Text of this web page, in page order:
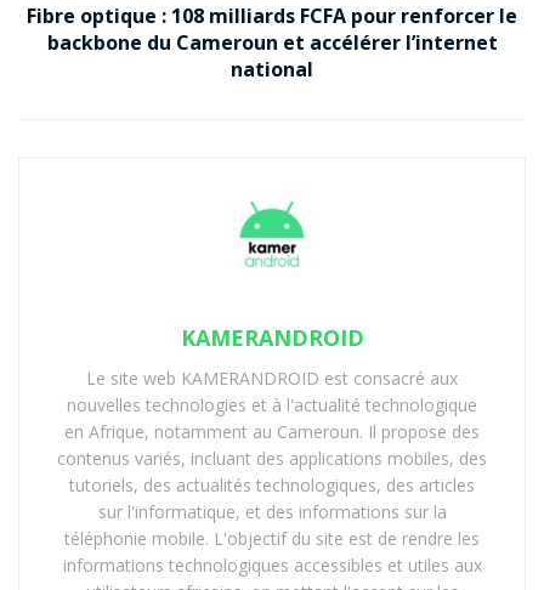
Fibre optique : 108 milliards FCFA pour renforcer le
backbone du Cameroun et accélérer l’internet
national
KAMERANDROID
Le site web KAMERANDROID est consacré aux
nouvelles technologies et à l'actualité technologique
en Afrique, notamment au Cameroun. Il propose des
contenus variés, incluant des applications mobiles, des
tutoriels, des actualités technologiques, des articles
sur l'informatique, et des informations sur la
téléphonie mobile. L'objectif du site est de rendre les
informations technologiques accessibles et utiles aux